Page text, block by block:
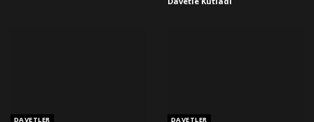
DAVETLER DAVETLER